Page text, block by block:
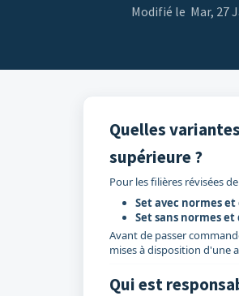
Modifié le Mar, 27
Quelles
supérieure ?
Pour les filières révisées
Set avec normes
Set sans normes
Avant de passer
mises à disposition d'une
Qui est